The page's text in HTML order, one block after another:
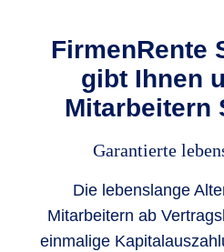
FirmenRente
gibt Ihnen
Mitarbeitern
Garantierte
Die lebenslange
Mitarbeitern ab
einmalige